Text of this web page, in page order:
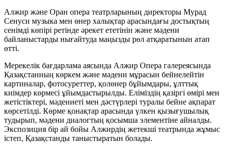
Алжир және Оран опера театрларының директоры Мурад
Сенуси музыка мен өнер халықтар арасындағы достықтың
сенімді көпірі ретінде әрекет ететінін және мәдени
байланыстарды нығайтуда маңызды рөл атқаратынын атап
өтті.
Мерекелік бағдарлама аясында Алжир Опера галереясында
Қазақстанның көркем және мәдени мұрасын бейнелейтін
картиналар, фотосуреттер, қолөнер бұйымдары, ұлттық
киімдер көрмесі ұйымдастырылды. Еліміздің қазіргі өмірі мен
жетістіктері, мәдениеті мен дәстүрлері туралы бейне ақпарат
көрсетілді. Көрме қонақтар арасында үлкен қызығушылық
тудырып, мәдени диалогтың қосымша элементіне айналды.
Экспозиция бір ай бойы Алжирдің жетекші театрында жұмыс
істеп, Қазақстанды таныстыратын болады.